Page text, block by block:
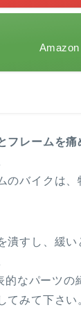
Amazon
フレームを痛
のバイクは、
潰すし、緩
的なパーツの
てみて下さい